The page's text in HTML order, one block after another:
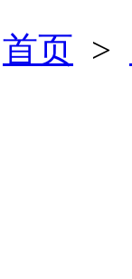
首页 >